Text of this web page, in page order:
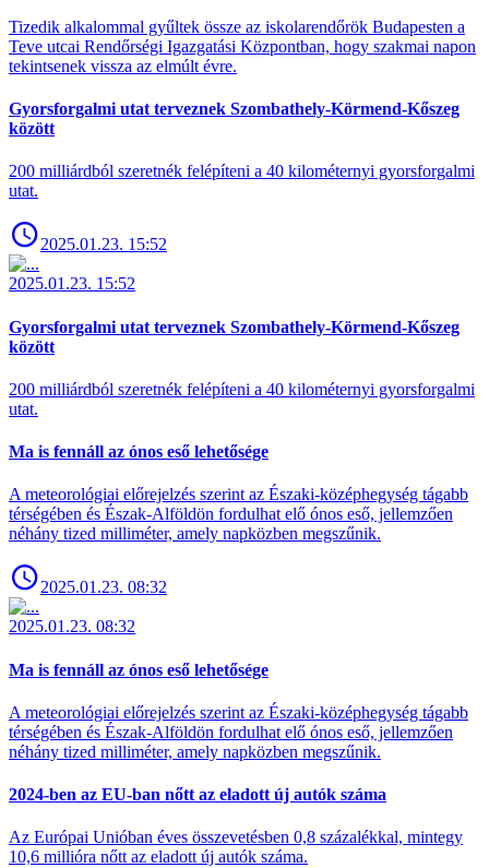
Tizedik alkalommal gyűltek össze az iskolarendőrök Budapesten a
Teve utcai Rendőrségi Igazgatási Központban, hogy szakmai napon
tekintsenek vissza az elmúlt évre.
Gyorsforgalmi utat terveznek Szombathely-Körmend-Kőszeg
között
200 milliárdból szeretnék felépíteni a 40 kilométernyi gyorsforgalmi
utat.
2025.01.23. 15:52
2025.01.23. 15:52
Gyorsforgalmi utat terveznek Szombathely-Körmend-Kőszeg
között
200 milliárdból szeretnék felépíteni a 40 kilométernyi gyorsforgalmi
utat.
Ma is fennáll az ónos eső lehetősége
A meteorológiai előrejelzés szerint az Északi-középhegység tágabb
térségében és Észak-Alföldön fordulhat elő ónos eső, jellemzően
néhány tized milliméter, amely napközben megszűnik.
2025.01.23. 08:32
2025.01.23. 08:32
Ma is fennáll az ónos eső lehetősége
A meteorológiai előrejelzés szerint az Északi-középhegység tágabb
térségében és Észak-Alföldön fordulhat elő ónos eső, jellemzően
néhány tized milliméter, amely napközben megszűnik.
2024-ben az EU-ban nőtt az eladott új autók száma
Az Európai Unióban éves összevetésben 0,8 százalékkal, mintegy
10,6 millióra nőtt az eladott új autók száma.